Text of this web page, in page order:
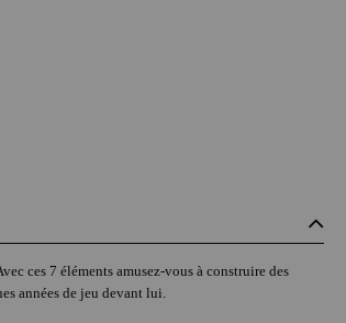
ces 7 éléments amusez-vous à construire des
années de jeu devant lui.